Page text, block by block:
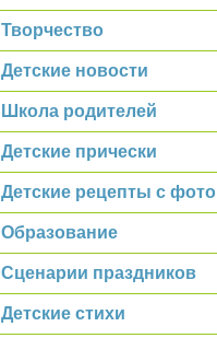
Творчество
Детские новости
Школа родителей
Детские прически
Детские рецепты с фото
Образование
Сценарии праздников
Детские стихи